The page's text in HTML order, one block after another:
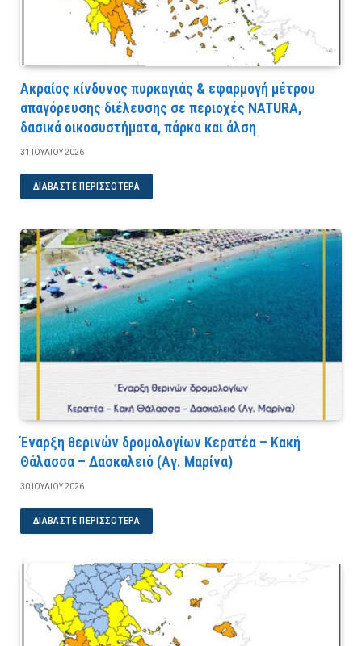
Ακραίος κίνδυνος πυρκαγιάς & εφαρμογή μέτρου
απαγόρευσης διέλευσης σε περιοχές NATURA,
δασικά οικοσυστήματα, πάρκα και άλση
31 ΙΟΥΛΊΟΥ 2026
ΔΙΑΒΆΣΤΕ ΠΕΡΙΣΣΌΤΕΡΑ
Έναρξη θερινών δρομολογίων Κερατέα – Κακή
Θάλασσα – Δασκαλειό (Αγ. Μαρίνα)
30 ΙΟΥΛΊΟΥ 2026
ΔΙΑΒΆΣΤΕ ΠΕΡΙΣΣΌΤΕΡΑ